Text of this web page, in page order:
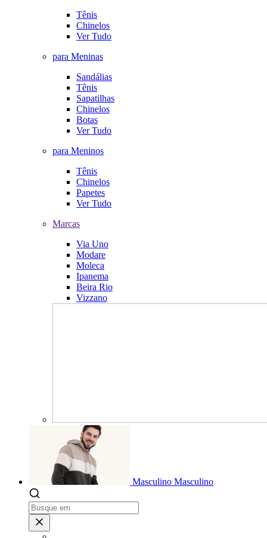
Tênis
Chinelos
Ver Tudo
para Meninas
Sandálias
Tênis
Sapatilhas
Chinelos
Botas
Ver Tudo
para Meninos
Tênis
Chinelos
Papetes
Ver Tudo
Marcas
Via Uno
Modare
Moleca
Ipanema
Beira Rio
Vizzano
Masculino Masculino